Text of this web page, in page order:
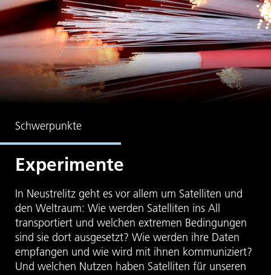
Schwerpunkte
Experimente
In Neustrelitz geht es vor allem um Satelliten und
den Weltraum: Wie werden Satelliten ins All
transportiert und welchen extremen Bedingungen
sind sie dort ausgesetzt? Wie werden ihre Daten
empfangen und wie wird mit ihnen kommuniziert?
Und welchen Nutzen haben Satelliten für unseren